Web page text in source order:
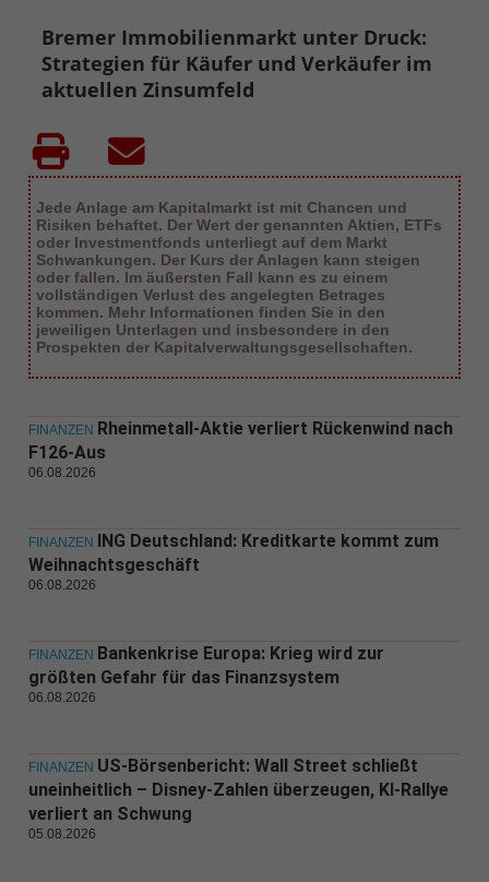
Bremer Immobilienmarkt unter Druck:
Strategien für Käufer und Verkäufer im
aktuellen Zinsumfeld
Jede Anlage am Kapitalmarkt ist mit Chancen und
Risiken behaftet. Der Wert der genannten Aktien, ETFs
oder Investmentfonds unterliegt auf dem Markt
Schwankungen. Der Kurs der Anlagen kann steigen
oder fallen. Im äußersten Fall kann es zu einem
vollständigen Verlust des angelegten Betrages
kommen. Mehr Informationen finden Sie in den
jeweiligen Unterlagen und insbesondere in den
Prospekten der Kapitalverwaltungsgesellschaften.
FINANZEN Rheinmetall-Aktie verliert Rückenwind nach
F126-Aus
06.08.2026
FINANZEN
ING Deutschland: Kreditkarte kommt zum
Weihnachtsgeschäft
06.08.2026
FINANZEN Bankenkrise Europa: Krieg wird zur
größten Gefahr für das Finanzsystem
06.08.2026
FINANZEN US-Börsenbericht: Wall Street schließt
uneinheitlich – Disney-Zahlen überzeugen, KI-Rallye
verliert an Schwung
05.08.2026